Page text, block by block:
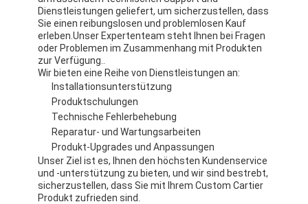
Dienstleistungen geliefert, um sicherzustellen, dass
Sie einen reibungslosen und problemlosen Kauf
erleben.Unser Expertenteam steht Ihnen bei Fragen
oder Problemen im Zusammenhang mit Produkten
zur Verfügung..
Wir bieten eine Reihe von Dienstleistungen an:
Installationsunterstützung
Produktschulungen
Technische Fehlerbehebung
Reparatur- und Wartungsarbeiten
Produkt-Upgrades und Anpassungen
Unser Ziel ist es, Ihnen den höchsten Kundenservice
und -unterstützung zu bieten, und wir sind bestrebt,
sicherzustellen, dass Sie mit Ihrem Custom Cartier
Produkt zufrieden sind.